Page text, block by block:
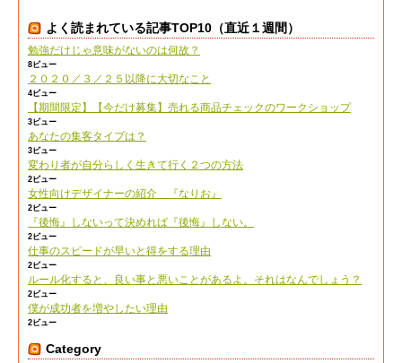
よく読まれている記事TOP10（直近１週間）
勉強だけじゃ意味がないのは何故？
8ビュー
２０２０／３／２５以降に大切なこと
4ビュー
【期間限定】【今だけ募集】売れる商品チェックのワークショップ
3ビュー
あなたの集客タイプは？
3ビュー
変わり者が自分らしく生きて行く２つの方法
2ビュー
女性向けデザイナーの紹介 『なりお』
2ビュー
『後悔』しないって決めれば『後悔』しない。
2ビュー
仕事のスピードが早いと得をする理由
2ビュー
ルール化すると、良い事と悪いことがあるよ。それはなんでしょう？
2ビュー
僕が成功者を増やしたい理由
2ビュー
Category